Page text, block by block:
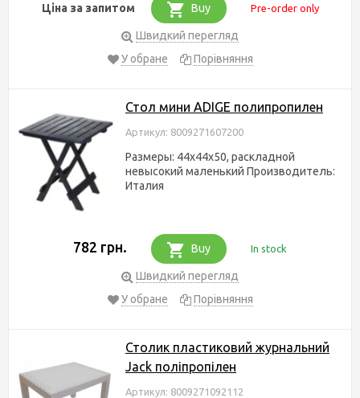
Ціна за запитом Buy Pre-order only
Швидкий перегляд
У обране
Порівняння
Стол мини ADIGE полипропилен
Артикул: 8009271607200
Размеры: 44x44x50, раскладной
невысокий маленький Производитель:
Италия
782 грн. Buy In stock
Швидкий перегляд
У обране
Порівняння
Столик пластиковий журнальний
Jack поліпропілен
Артикул: 8009271092112